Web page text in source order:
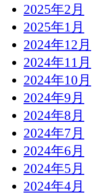
2025年2月
2025年1月
2024年12月
2024年11月
2024年10月
2024年9月
2024年8月
2024年7月
2024年6月
2024年5月
2024年4月